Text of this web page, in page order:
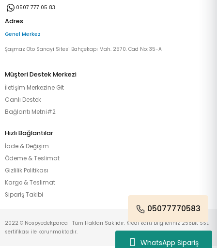
WhatsApp Sipariş
0507 777 05 83
Adres
Genel Merkez
Şaşmaz Oto Sanayi Sitesi Bahçekapı Mah. 2570. Cad No: 35-A
Müşteri Destek Merkezi
İletişim Merkezine Git
Canlı Destek
Bağlantı Metni#2
Hızlı Bağlantılar
İade & Değişim
Ödeme & Teslimat
Gizlilik Politikası
Kargo & Teslimat
Sipariş Takibi
05077770583
2022 © Nospyedekparca | Tüm Hakları Saklıdır. Kredi kartı bilgileriniz 256Bit SSL
sertifikası ile korunmaktadır.